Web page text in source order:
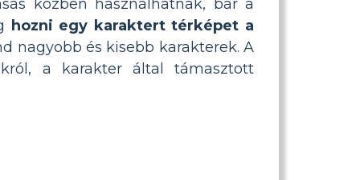
közben használhatnak, bár a
hozni egy karaktert térképet a
nagyobb és kisebb karakterek. A
a karakter által támasztott